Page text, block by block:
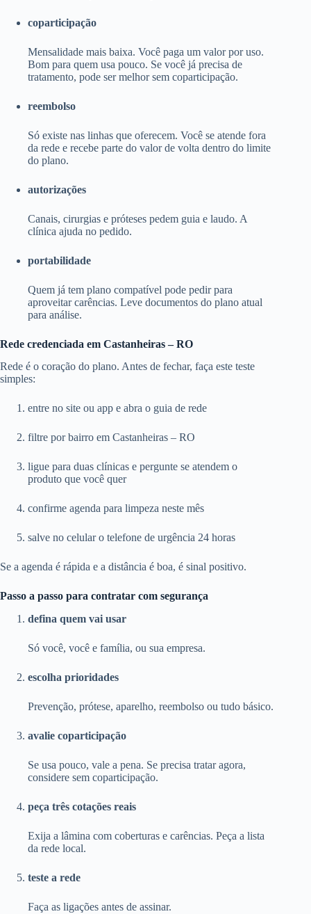
coparticipação
Mensalidade mais baixa. Você paga um valor por uso.
Bom para quem usa pouco. Se você já precisa de
tratamento, pode ser melhor sem coparticipação.
reembolso
Só existe nas linhas que oferecem. Você se atende fora
da rede e recebe parte do valor de volta dentro do limite
do plano.
autorizações
Canais, cirurgias e próteses pedem guia e laudo. A
clínica ajuda no pedido.
portabilidade
Quem já tem plano compatível pode pedir para
aproveitar carências. Leve documentos do plano atual
para análise.
Rede credenciada em Castanheiras – RO
Rede é o coração do plano. Antes de fechar, faça este teste
simples:
entre no site ou app e abra o guia de rede
filtre por bairro em Castanheiras – RO
ligue para duas clínicas e pergunte se atendem o
produto que você quer
confirme agenda para limpeza neste mês
salve no celular o telefone de urgência 24 horas
Se a agenda é rápida e a distância é boa, é sinal positivo.
Passo a passo para contratar com segurança
defina quem vai usar
Só você, você e família, ou sua empresa.
escolha prioridades
Prevenção, prótese, aparelho, reembolso ou tudo básico.
avalie coparticipação
Se usa pouco, vale a pena. Se precisa tratar agora,
considere sem coparticipação.
peça três cotações reais
Exija a lâmina com coberturas e carências. Peça a lista
da rede local.
teste a rede
Faça as ligações antes de assinar.